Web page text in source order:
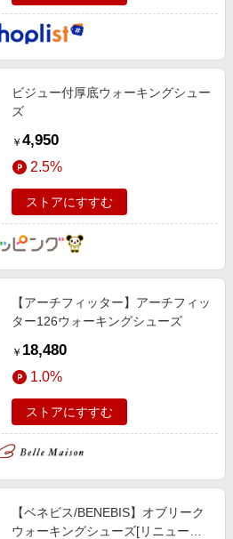
ビジュー付厚底ウォーキングシュー
ズ
￥ 4,950
2.5%
ストアにすすむ
【アーチフィッター】アーチフィッ
ター126ウォーキングシューズ
￥ 18,480
1.0%
ストアにすすむ
【ベネビス/BENEBIS】オブリーク
ウォーキングシューズ[リニューア